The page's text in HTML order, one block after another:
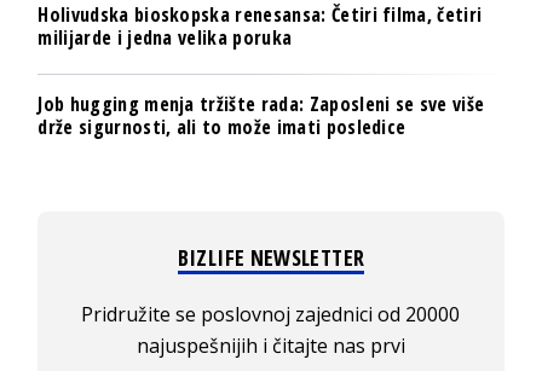
Holivudska bioskopska renesansa: Četiri filma, četiri
milijarde i jedna velika poruka
Job hugging menja tržište rada: Zaposleni se sve više
drže sigurnosti, ali to može imati posledice
BIZLIFE NEWSLETTER
Pridružite se poslovnoj zajednici od 20000
najuspešnijih i čitajte nas prvi